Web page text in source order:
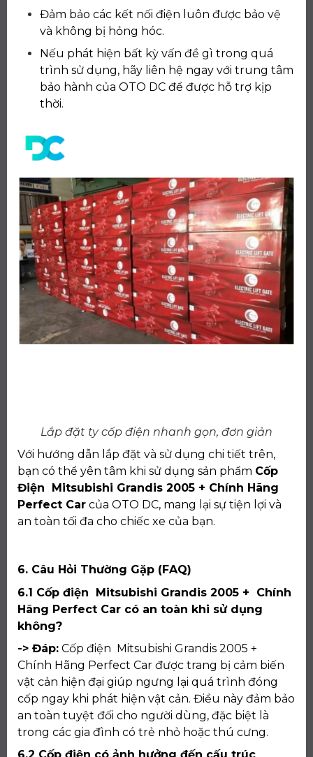
Đảm bảo các kết nối điện luôn được bảo vệ
và không bị hỏng hóc.
Nếu phát hiện bất kỳ vấn đề gì trong quá
trình sử dụng, hãy liên hệ ngay với trung tâm
bảo hành của OTO DC để được hỗ trợ kịp
thời.
Lắp đặt ty cốp điện nhanh gọn, đơn giản
Với hướng dẫn lắp đặt và sử dụng chi tiết trên,
bạn có thể yên tâm khi sử dụng sản phẩm Cốp
Điện Mitsubishi Grandis 2005 + Chính Hãng
Perfect Car của OTO DC, mang lại sự tiện lợi và
an toàn tối đa cho chiếc xe của bạn.
6. Câu Hỏi Thường Gặp (FAQ)
6.1 Cốp điện Mitsubishi Grandis 2005 + Chính
Hãng Perfect Car có an toàn khi sử dụng
không?
-> Đáp: Cốp điện Mitsubishi Grandis 2005 +
Chính Hãng Perfect Car được trang bị cảm biến
vật cản hiện đại giúp ngưng lại quá trình đóng
cốp ngay khi phát hiện vật cản. Điều này đảm bảo
an toàn tuyệt đối cho người dùng, đặc biệt là
trong các gia đình có trẻ nhỏ hoặc thú cưng.